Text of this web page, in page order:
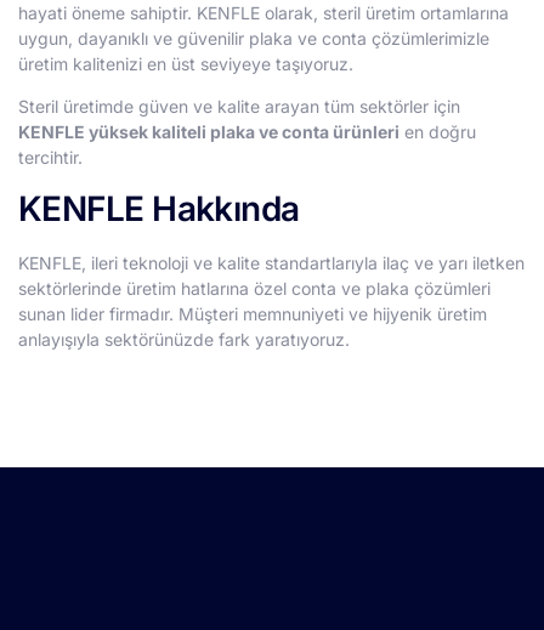
hayati öneme sahiptir. KENFLE olarak, steril üretim ortamlarına
uygun, dayanıklı ve güvenilir plaka ve conta çözümlerimizle
üretim kalitenizi en üst seviyeye taşıyoruz.
Steril üretimde güven ve kalite arayan tüm sektörler için
KENFLE yüksek kaliteli plaka ve conta ürünleri en doğru
tercihtir.
KENFLE Hakkında
KENFLE, ileri teknoloji ve kalite standartlarıyla ilaç ve yarı iletken
sektörlerinde üretim hatlarına özel conta ve plaka çözümleri
sunan lider firmadır. Müşteri memnuniyeti ve hijyenik üretim
anlayışıyla sektörünüzde fark yaratıyoruz.